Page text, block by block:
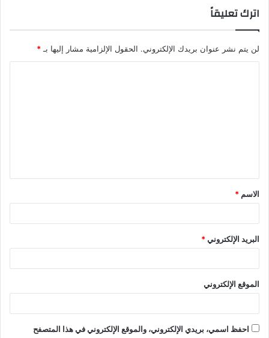
اترك تعليقاً
لن يتم نشر عنوان بريدك الإلكتروني. الحقول الإلزامية مشار إليها بـ *
ق
*
الاسم *
البريد الإلكتروني*
الموقع الإلكتروني
احفظ اسمي، بريدي الإلكتروني، والموقع الإلكتروني في هذا المتصفح